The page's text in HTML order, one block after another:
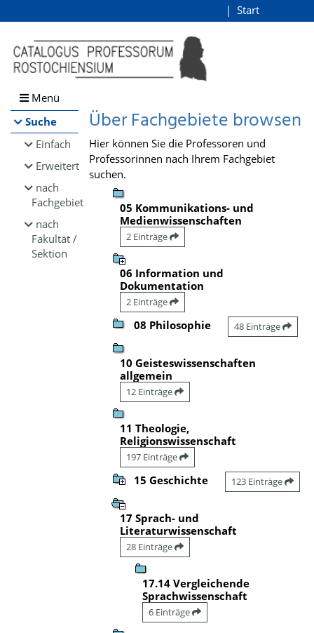
Browsen
direkt zum Inhalt
Start
Menü
Suche
Einfach
Erweitert
nach
Fachgebiet
nach
Fakultät /
Sektion
Über Fachgebiete browsen
Hier können Sie die Professoren und
Professorinnen nach Ihrem Fachgebiet
suchen.
05 Kommunikations- und
Medienwissenschaften
2 Einträge
06 Information und
Dokumentation
2 Einträge
08 Philosophie 48 Einträge
10 Geisteswissenschaften
allgemein
12 Einträge
11 Theologie,
Religionswissenschaft
197 Einträge
15 Geschichte 123 Einträge
17 Sprach- und
Literaturwissenschaft
28 Einträge
17.14 Vergleichende
Sprachwissenschaft
6 Einträge